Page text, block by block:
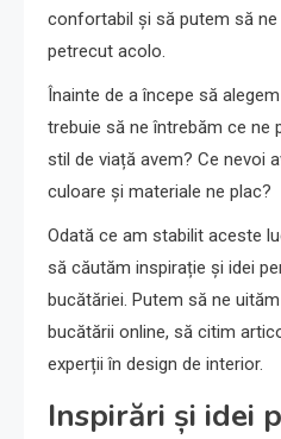
confortabil și să putem să ne
petrecut acolo.
Înainte de a începe să
trebuie să ne întrebăm ce ne
stil de viață avem? Ce nevoi
culoare și materiale ne plac?
Odată ce am stabilit aceste
să căutăm inspirație și idei
bucătăriei. Putem să ne
bucătării online, să citim
experții în design de interior.
Inspirări și idei